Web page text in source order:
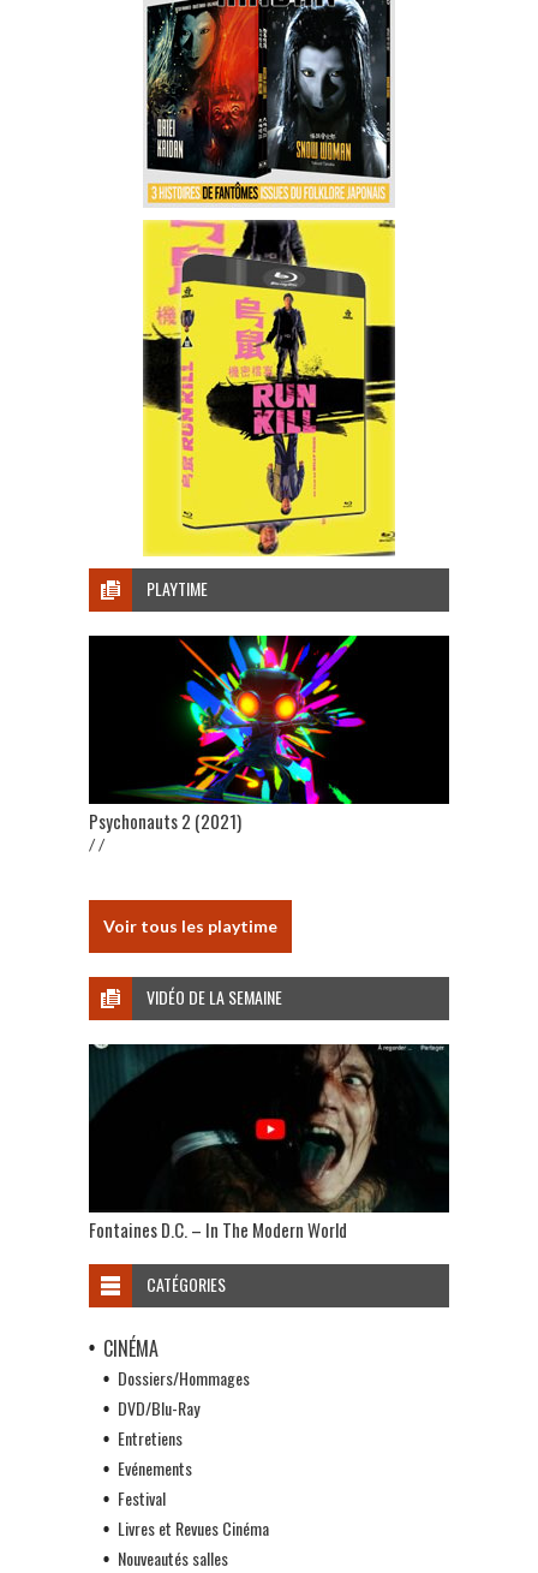
PLAYTIME
Psychonauts 2 (2021)
/ /
Voir tous les playtime
VIDÉO DE LA SEMAINE
Fontaines D.C. – In The Modern World
CATÉGORIES
CINÉMA
Dossiers/Hommages
DVD/Blu-Ray
Entretiens
Evénements
Festival
Livres et Revues Cinéma
Nouveautés salles